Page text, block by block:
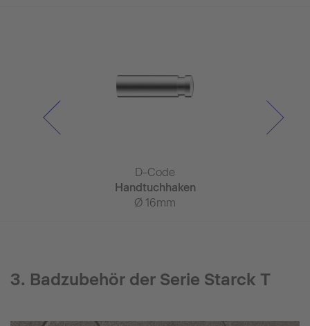
D-Code
Handtuchhaken
Ø 16mm
3. Badzubehör der Serie Starck T